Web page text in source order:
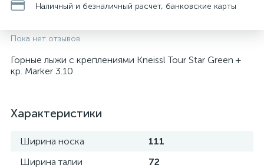
Наличный и безналичный расчет, банковские карты
Пока нет отзывов
Горные лыжи с креплениями Kneissl Tour Star Green +
кр. Marker 3.10
Характеристики
Ширина носка
111
Ширина талии
72